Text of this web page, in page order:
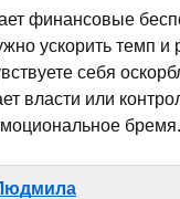
финансовые
ускорить темп и
себя
власти или
бремя.